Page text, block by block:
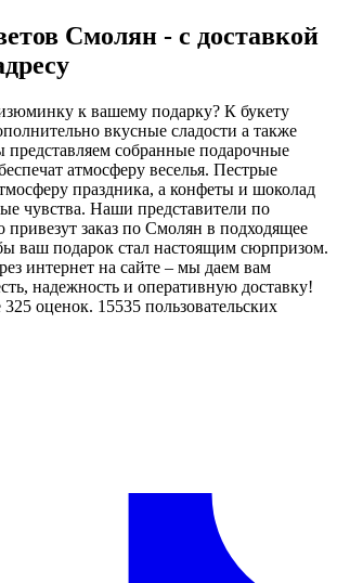
Смолян - с доставкой
к вашему подарку? К букету
вкусные сладости а также
собранные подарочные
атмосферу веселья. Пестрые
праздника, а конфеты и шоколад
чувства. Наши представители по
привезут заказ по Смолян в подходящее
ваш подарок стал настоящим сюрпризом.
интернет на сайте – мы даем вам
надежность и оперативную доставку!
325 оценок. 15535 пользовательских